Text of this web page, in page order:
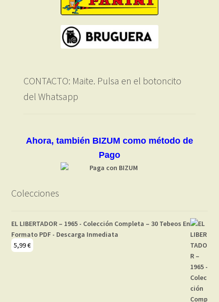
CONTACTO: Maite. Pulsa en el botoncito
del Whatsapp
Ahora, también BIZUM como método de
Pago
Colecciones
EL LIBERTADOR – 1965 - Colección Completa – 30 Tebeos En
Formato PDF - Descarga Inmediata
5,99€